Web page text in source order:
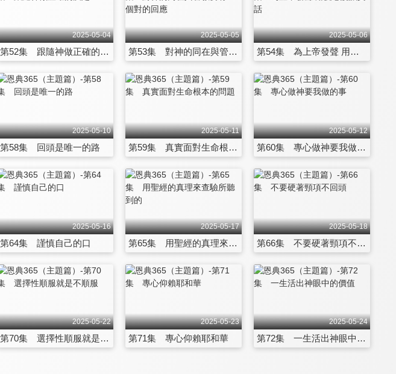
2025-05-04
第52集 跟隨神做正確的決定
2025-05-05
第53集 對神的同在與管教要有一個對的回應
2025-05-06
第54集 為上帝發聲 用愛心說誠實話
2025-05-10
第58集 回頭是唯一的路
2025-05-11
第59集 真實面對生命根本的問題
2025-05-12
第60集 專心做神要我做的事
2025-05-16
第64集 謹慎自己的口
2025-05-17
第65集 用聖經的真理來查驗所聽到的
2025-05-18
第66集 不要硬著頸項不回頭
2025-05-22
第70集 選擇性順服就是不順服
2025-05-23
第71集 專心仰賴耶和華
2025-05-24
第72集 一生活出神眼中的價值